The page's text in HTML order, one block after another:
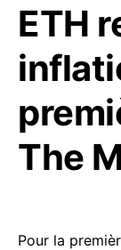
ETH
The
Pour la